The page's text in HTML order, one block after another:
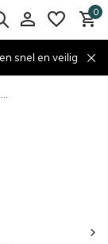
0
snel en veilig